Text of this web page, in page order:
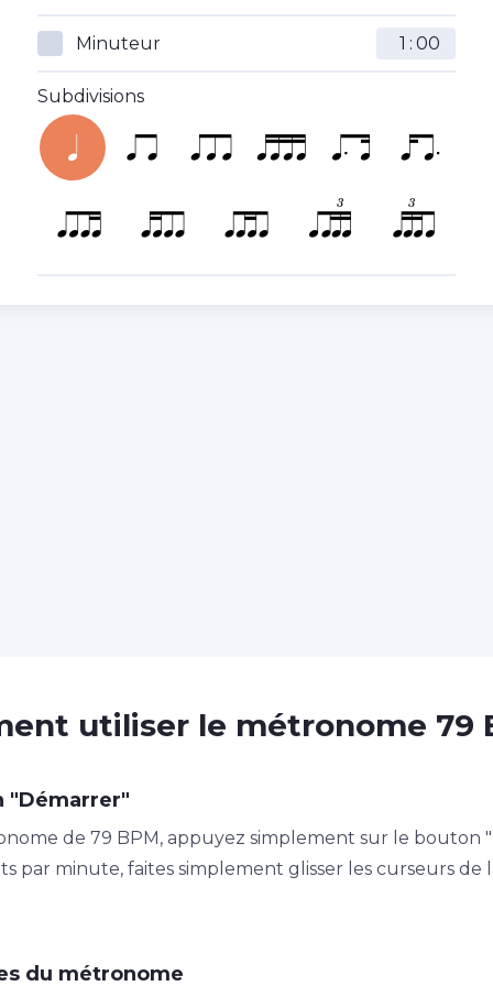
Minuteur :
Subdivisions
utiliser le métronome 79
"Démarrer"
de 79 BPM, appuyez simplement sur le bouton
par minute, faites simplement glisser les curseurs
du métronome